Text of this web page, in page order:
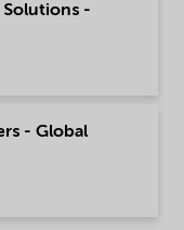
-
- Global